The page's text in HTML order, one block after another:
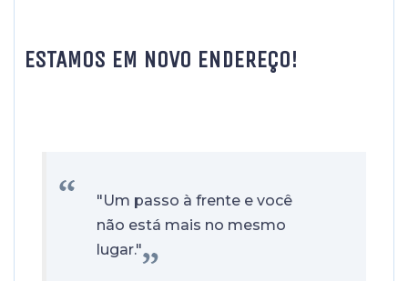
ESTAMOS EM NOVO ENDEREÇO!
"Um passo à frente e você
não está mais no mesmo
lugar."